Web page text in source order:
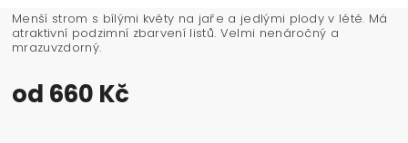
Menší strom s bílými květy na jaře a jedlými plody v létě. Má
atraktivní podzimní zbarvení listů. Velmi nenáročný a
mrazuvzdorný.
od 660 Kč